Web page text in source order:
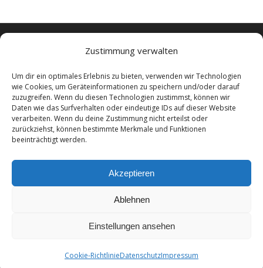
Zustimmung verwalten
Um dir ein optimales Erlebnis zu bieten, verwenden wir Technologien
wie Cookies, um Geräteinformationen zu speichern und/oder darauf
zuzugreifen. Wenn du diesen Technologien zustimmst, können wir
Daten wie das Surfverhalten oder eindeutige IDs auf dieser Website
verarbeiten. Wenn du deine Zustimmung nicht erteilst oder
zurückziehst, können bestimmte Merkmale und Funktionen
beeinträchtigt werden.
Akzeptieren
Ablehnen
Einstellungen ansehen
Cookie-RichtlinieDatenschutzImpressum
© Copyright - Steuerberater in Hannover ASK Steuerberatung.